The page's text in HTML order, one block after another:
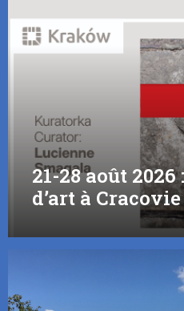
21-28 août
d’art à Cracovie